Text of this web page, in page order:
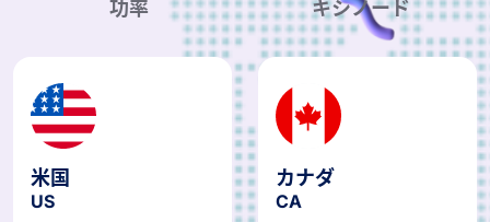
功率
キシノード
米国
US
カナダ
CA